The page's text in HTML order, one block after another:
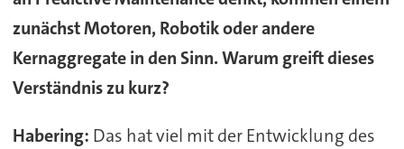
zunächst Motoren, Robotik oder andere
Kernaggregate in den Sinn. Warum greift dieses
Verständnis zu kurz?
Habering: Das hat viel mit der Entwicklung des